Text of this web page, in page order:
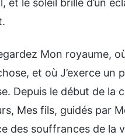
Mon royaume,
et où J’exerce un
Depuis le début de la
Mes fils, guidés par
des souffrances de la